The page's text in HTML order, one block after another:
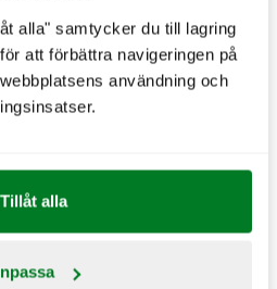
alla" samtycker du till lagring
att förbättra navigeringen på
användning och
Tillåt alla